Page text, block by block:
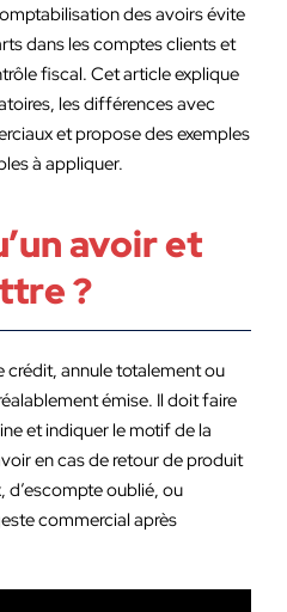
des avoirs évite
dans les comptes clients et
fiscal. Cet article explique
les différences avec
et propose des exemples
à appliquer.
avoir et
?
crédit, annule totalement ou
émise. Il doit faire
et indiquer le motif de la
en cas de retour de produit
d’escompte oublié, ou
commercial après